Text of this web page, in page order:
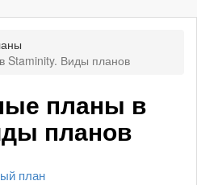
Staminity. Виды планов
планы в
планов
план